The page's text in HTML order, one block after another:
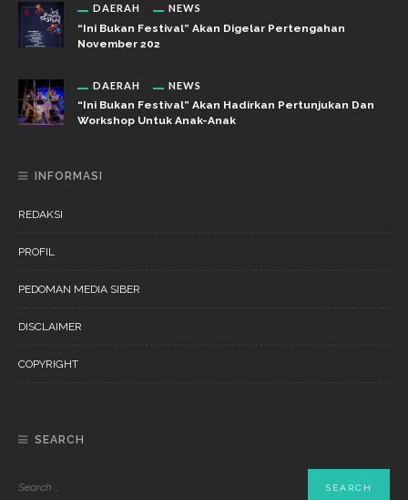
DAERAH NEWS
“Ini Bukan Festival” Akan Digelar Pertengahan
November 202
DAERAH NEWS
“Ini Bukan Festival” Akan Hadirkan Pertunjukan Dan
Workshop Untuk Anak-Anak
INFORMASI
REDAKSI
PROFIL
PEDOMAN MEDIA SIBER
DISCLAIMER
COPYRIGHT
SEARCH